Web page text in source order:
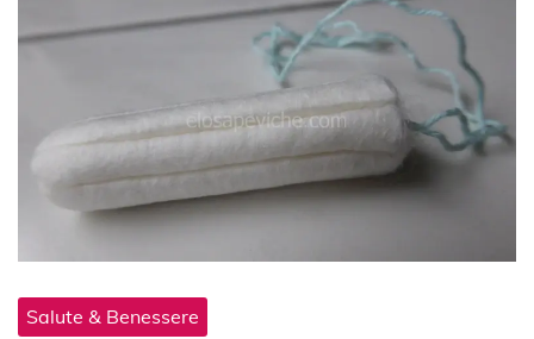
Salute & Benessere